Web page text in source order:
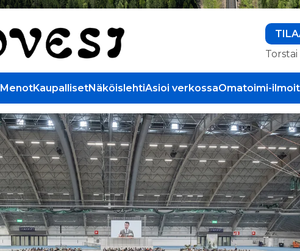
Torstai
MenotKaupallisetNäköislehtiAsioi verkossaOmatoimi-